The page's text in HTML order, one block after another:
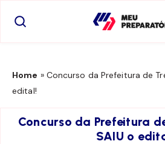
Home » Concurso da Prefeitura de
edital!
Concurso da Prefeitura
SAIU o